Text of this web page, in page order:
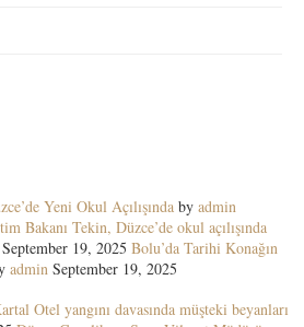
Yeni Okul Açılışında by admin
Bakanı Tekin, Düzce’de okul açılışında
September 19, 2025 Bolu’da Tarihi Konağın
admin September 19, 2025
Otel yangını davasında müşteki beyanları